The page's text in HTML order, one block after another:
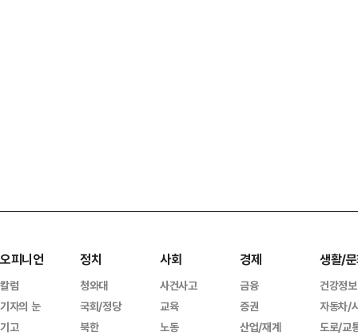
오피니언
칼럼
기자의 눈
기고
정치
청와대
국회/정당
북한
사회
사건사고
교육
노동
경제
금융
증권
산업/재계
생활/
건강정보
자동차/
도로/교